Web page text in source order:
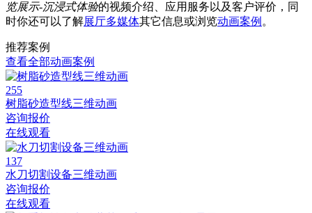
览展示-沉浸式体验的视频介绍、应用服务以及客户评价，同
时你还可以了解展厅多媒体其它信息或浏览动画案例 。
推荐案例
查看全部动画案例
255
树脂砂造型线三维动画
咨询报价
在线观看
137
水刀切割设备三维动画
咨询报价
在线观看